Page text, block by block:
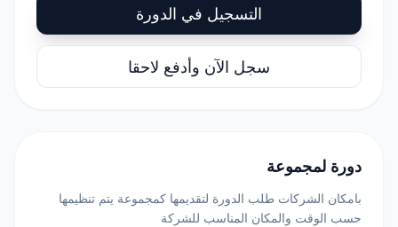
التسجيل في الدورة
سجل الآن وأدفع لاحقا
دورة لمجموعة
بامكان الشركات طلب الدورة لتقديمها كمجموعة يتم تنظيمها
حسب الوقت والمكان المناسب للشركة